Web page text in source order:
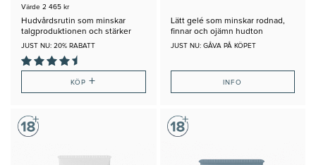
Värde 2 465 kr
Hudvårdsrutin som minskar
talgproduktionen och stärker
huden
JUST NU: 20% RABATT
KÖP+
Lätt gelé som minskar rodnad,
finnar och ojämn hudton
JUST NU: GÅVA PÅ KÖPET
INFO